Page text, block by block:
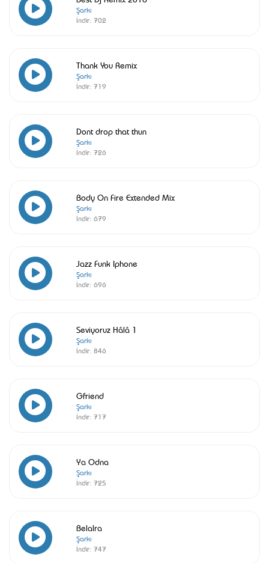
Şarkı
İndir: 702
Thank You Remix
Şarkı
İndir: 719
Dont drop that thun
Şarkı
İndir: 726
Body On Fire Extended Mix
Şarkı
İndir: 679
Jazz Funk Iphone
Şarkı
İndir: 696
Seviyoruz Hâlâ 1
Şarkı
İndir: 846
Gfriend
Şarkı
İndir: 717
Ya Odna
Şarkı
İndir: 725
Belalra
Şarkı
İndir: 747